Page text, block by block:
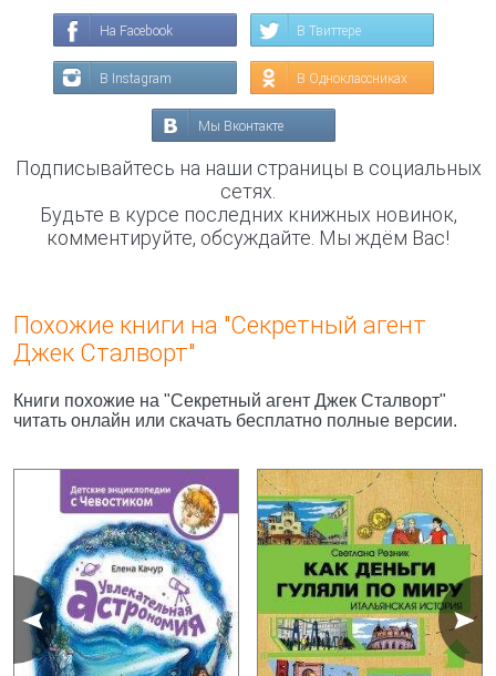
На Facebook В Твиттере
В Instagram В Одноклассниках
Мы Вконтакте
Подписывайтесь на наши страницы в социальных
сетях.
Будьте в курсе последних книжных новинок,
комментируйте, обсуждайте. Мы ждём Вас!
Похожие книги на "Секретный агент
Джек Сталворт"
Книги похожие на "Секретный агент Джек Сталворт"
читать онлайн или скачать бесплатно полные версии.